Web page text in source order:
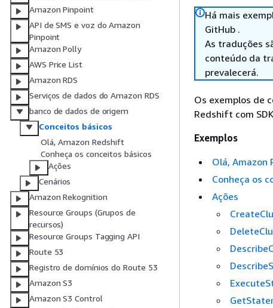
Amazon Pinpoint
API de SMS e voz do Amazon
Pinpoint
Amazon Polly
AWS Price List
Amazon RDS
Serviços de dados do Amazon RDS
banco de dados de origem
Conceitos básicos
Olá, Amazon Redshift
Conheça os conceitos básicos
Ações
Cenários
Amazon Rekognition
Resource Groups (Grupos de
recursos)
Resource Groups Tagging API
Route 53
Registro de domínios do Route 53
Amazon S3
Amazon S3 Control
Há mais
GitHub .
As traduções
conteúdo da
prevalecerá.
Os exemplos de
Redshift com
Exemplos
Olá, Amazon
Conheça os
Ações